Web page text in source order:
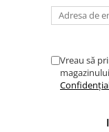
Panouri Decorative
Accesorii Montaj
Glafuri din Ceramică
Glafuri din Aluminiu
Vreau să